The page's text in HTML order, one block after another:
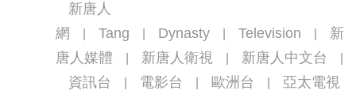
新唐人
網
Tang Dynasty Television
新
唐人媒體
新唐人衛視 新唐人中文台
資訊台 電影台 歐洲台
亞太電視